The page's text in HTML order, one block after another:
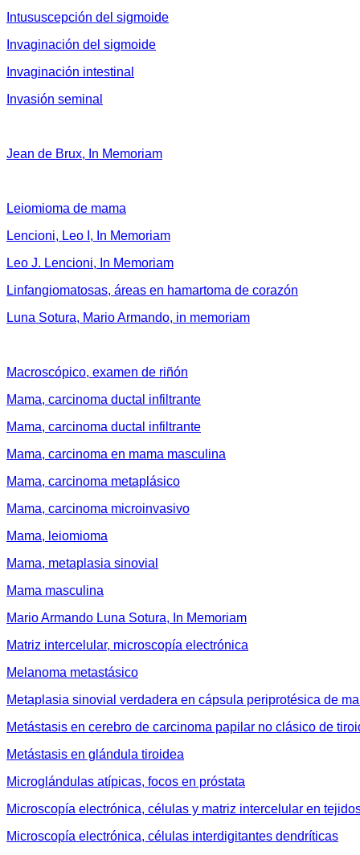
Intususcepción del sigmoide
Invaginación del sigmoide
Invaginación intestinal
Invasión seminal
Jean de Brux, In Memoriam
Leiomioma de mama
Lencioni, Leo I, In Memoriam
Leo J. Lencioni, In Memoriam
Linfangiomatosas, áreas en hamartoma de corazón
Luna Sotura, Mario Armando, in memoriam
Macroscópico, examen de riñón
Mama, carcinoma ductal infiltrante
Mama, carcinoma ductal infiltrante
Mama, carcinoma en mama masculina
Mama, carcinoma metaplásico
Mama, carcinoma microinvasivo
Mama, leiomioma
Mama, metaplasia sinovial
Mama masculina
Mario Armando Luna Sotura, In Memoriam
Matriz intercelular, microscopía electrónica
Melanoma metastásico
Metaplasia sinovial verdadera en cápsula periprotésica de
Metástasis en cerebro de carcinoma papilar no clásico de
Metástasis en glándula tiroidea
Microglándulas atípicas, focos en próstata
Microscopía electrónica, células y matriz intercelular en
Microscopía electrónica, células interdigitantes dendríticas